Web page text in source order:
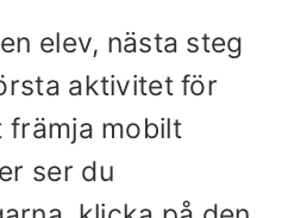
elev, nästa steg
aktivitet för
främja mobilt
ser du